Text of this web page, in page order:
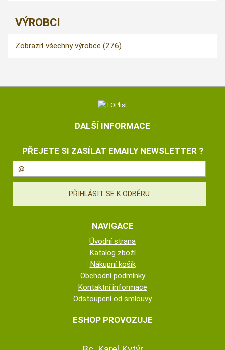
VÝROBCI
Zobrazit všechny výrobce (276)
DALŠÍ INFORMACE
PŘEJETE SI ZASÍLAT EMAILY NEWSLETTER ?
NAVIGACE
Úvodní strana
Katalog zboží
Nákupní košík
Obchodní podmínky
Kontaktní informace
Odstoupení od smlouvy
ESHOP PROVOZUJE